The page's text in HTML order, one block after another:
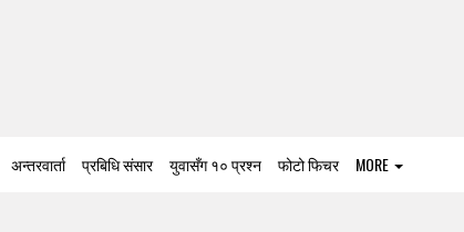
अन्तरवार्ता प्रबिधि संसार युवासँग १० प्रश्न फोटो फिचर MORE